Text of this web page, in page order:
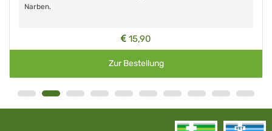
Narben.
15,90
Zur Bestellung